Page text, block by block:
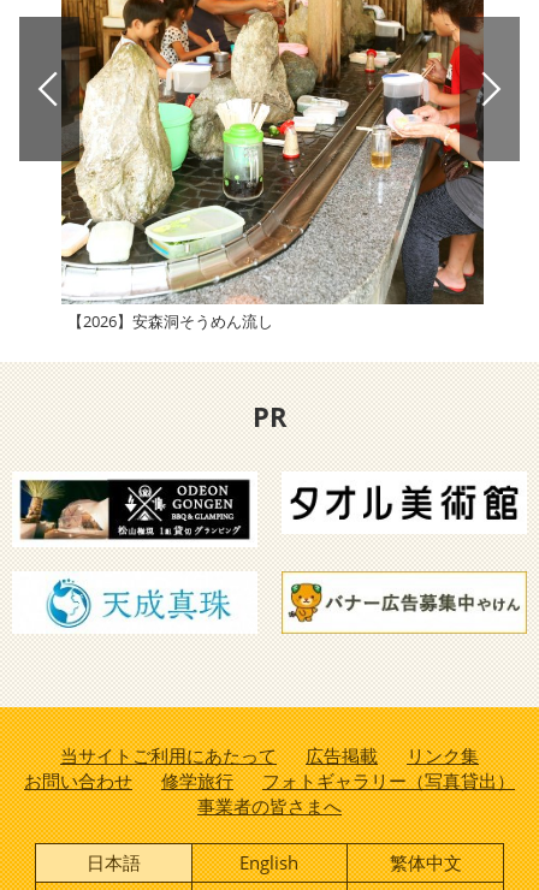
【2026】安森洞そうめん流し
PR
当サイトご利用にあたって 広告掲載
リンク集
お問い合わせ
修学旅行
フォトギャラリー（写真貸出）
事業者の皆さまへ
日本語 English
繁体中文